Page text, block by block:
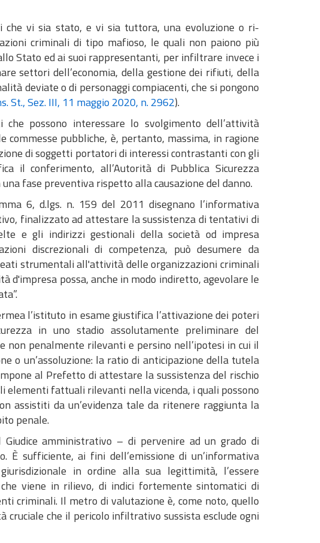
che vi sia stato, e vi sia tuttora, una evoluzione o ri-
criminali di tipo mafioso, le quali non paiono più
Stato ed ai suoi rappresentanti, per infiltrare invece i
settori dell’economia, della gestione dei rifiuti, della
deviate o di personaggi compiacenti, che si pongono
St., Sez. III, 11 maggio 2020, n. 2962).
possono interessare lo svolgimento dell’attività
pubbliche, è, pertanto, massima, in ragione
di soggetti portatori di interessi contrastanti con gli
il conferimento, all’Autorità di Pubblica Sicurezza
fase preventiva rispetto alla causazione del danno.
6, d.lgs. n. 159 del 2011 disegnano l’informativa
finalizzato ad attestare la sussistenza di tentativi di
e gli indirizzi gestionali della società od impresa
discrezionali di competenza, può desumere da
strumentali all'attività delle organizzazioni criminali
d'impresa possa, anche in modo indiretto, agevolare le
l’istituto in esame giustifica l’attivazione dei poteri
in uno stadio assolutamente preliminare del
non penalmente rilevanti e persino nell’ipotesi in cui il
o un’assoluzione: la ratio di anticipazione della tutela
al Prefetto di attestare la sussistenza del rischio
fattuali rilevanti nella vicenda, i quali possono
da un’evidenza tale da ritenere raggiunta la
penale.
amministrativo – di pervenire ad un grado di
È sufficiente, ai fini dell’emissione di un’informativa
in ordine alla sua legittimità, l’essere
viene in rilievo, di indici fortemente sintomatici di
criminali. Il metro di valutazione è, come noto, quello
cruciale che il pericolo infiltrativo sussista esclude ogni